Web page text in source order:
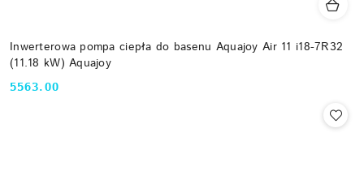
Inwerterowa pompa ciepła do basenu Aquajoy Air 11 i18-7R32
(11.18 kW) Aquajoy
Cena:
5563.00